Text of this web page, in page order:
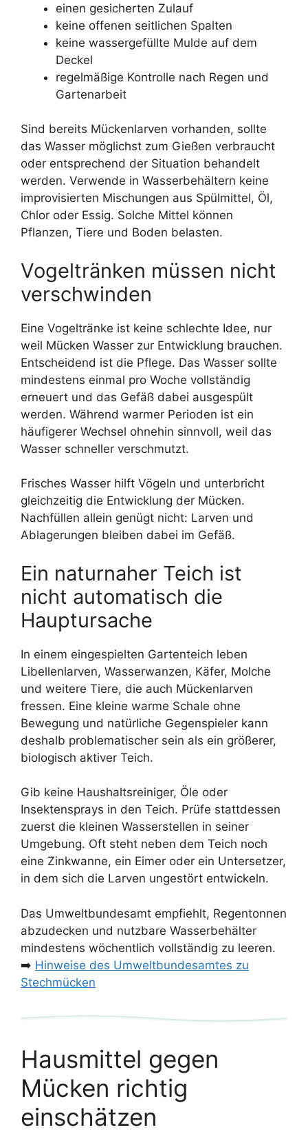
einen gesicherten Zulauf
keine offenen seitlichen Spalten
keine wassergefüllte Mulde auf dem
Deckel
regelmäßige Kontrolle nach Regen und
Gartenarbeit
Sind bereits Mückenlarven vorhanden, sollte
das Wasser möglichst zum Gießen verbraucht
oder entsprechend der Situation behandelt
werden. Verwende in Wasserbehältern keine
improvisierten Mischungen aus Spülmittel, Öl,
Chlor oder Essig. Solche Mittel können
Pflanzen, Tiere und Boden belasten.
Vogeltränken müssen nicht
verschwinden
Eine Vogeltränke ist keine schlechte Idee, nur
weil Mücken Wasser zur Entwicklung brauchen.
Entscheidend ist die Pflege. Das Wasser sollte
mindestens einmal pro Woche vollständig
erneuert und das Gefäß dabei ausgespült
werden. Während warmer Perioden ist ein
häufigerer Wechsel ohnehin sinnvoll, weil das
Wasser schneller verschmutzt.
Frisches Wasser hilft Vögeln und unterbricht
gleichzeitig die Entwicklung der Mücken.
Nachfüllen allein genügt nicht: Larven und
Ablagerungen bleiben dabei im Gefäß.
Ein naturnaher Teich ist
nicht automatisch die
Hauptursache
In einem eingespielten Gartenteich leben
Libellenlarven, Wasserwanzen, Käfer, Molche
und weitere Tiere, die auch Mückenlarven
fressen. Eine kleine warme Schale ohne
Bewegung und natürliche Gegenspieler kann
deshalb problematischer sein als ein größerer,
biologisch aktiver Teich.
Gib keine Haushaltsreiniger, Öle oder
Insektensprays in den Teich. Prüfe stattdessen
zuerst die kleinen Wasserstellen in seiner
Umgebung. Oft steht neben dem Teich noch
eine Zinkwanne, ein Eimer oder ein Untersetzer,
in dem sich die Larven ungestört entwickeln.
Das Umweltbundesamt empfiehlt, Regentonnen
abzudecken und nutzbare Wasserbehälter
mindestens wöchentlich vollständig zu leeren.
➡️ Hinweise des Umweltbundesamtes zu
Stechmücken
Hausmittel gegen
Mücken richtig
einschätzen